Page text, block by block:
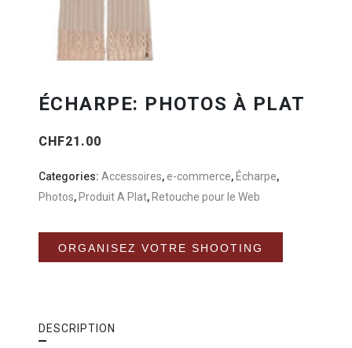
ÉCHARPE: PHOTOS À PLAT
CHF21.00
Categories: Accessoires, e-commerce, Écharpe,
Photos, Produit A Plat, Retouche pour le Web
ORGANISEZ VOTRE SHOOTING
DESCRIPTION